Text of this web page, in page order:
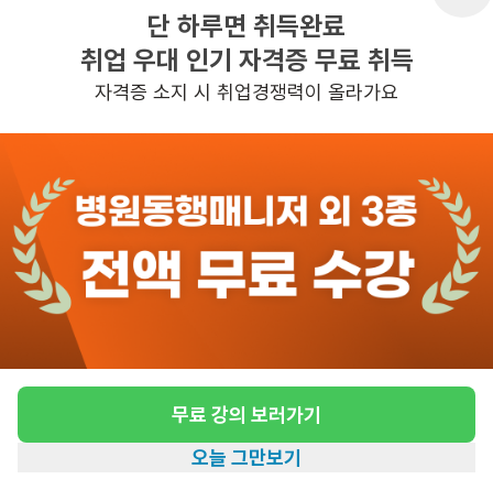
반경 3KM 이내의 일자리 확인하기
단 하루면 취득완료
취업 우대 인기 자격증 무료 취득
자격증 소지 시 취업경쟁력이 올라가요
무료 강의 보러가기
오늘 그만보기